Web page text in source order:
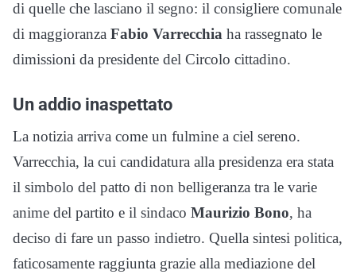
di quelle che lasciano il segno: il consigliere comunale
di maggioranza Fabio Varrecchia ha rassegnato le
dimissioni da presidente del Circolo cittadino.
Un addio inaspettato
La notizia arriva come un fulmine a ciel sereno.
Varrecchia, la cui candidatura alla presidenza era stata
il simbolo del patto di non belligeranza tra le varie
anime del partito e il sindaco Maurizio Bono, ha
deciso di fare un passo indietro. Quella sintesi politica,
faticosamente raggiunta grazie alla mediazione del